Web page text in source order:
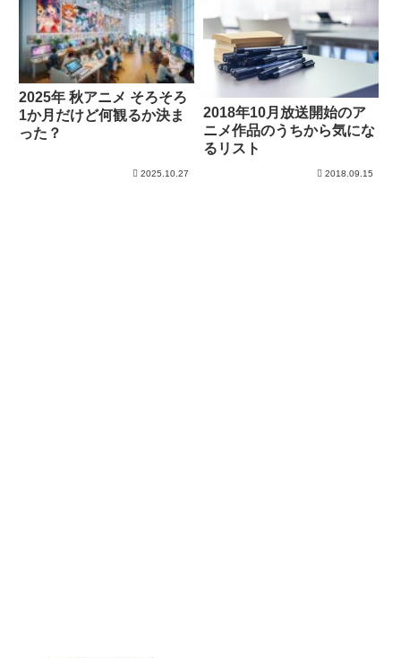
2025年 秋アニメ そろそろ
1か月だけど何観るか決ま
った？
2025.10.27
2018年10月放送開始のア
ニメ作品のうちから気にな
るリスト
2018.09.15